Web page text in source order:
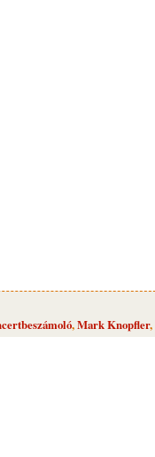
,Mark Knopfler,